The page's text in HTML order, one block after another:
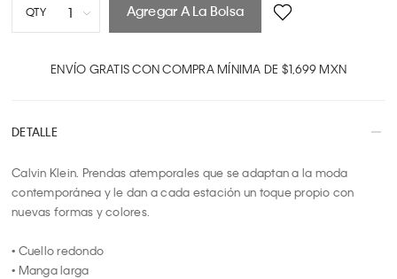
QTY 1
5
7
10
Agregar A La Bolsa
ENVÍO GRATIS CON COMPRA MÍNIMA DE $1,699 MXN
DETALLE
Calvin Klein. Prendas atemporales que se adaptan a la moda
contemporánea y le dan a cada estación un toque propio con
nuevas formas y colores.
• Cuello redondo
• Manga larga